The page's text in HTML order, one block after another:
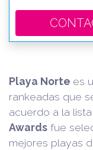
Playa Norte es
rankeadas que
acuerdo a la
Awards fue
mejores playas